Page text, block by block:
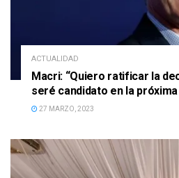
ACTUALIDAD
Macri: “Quiero ratificar la
seré candidato en la
27 MARZO, 2023